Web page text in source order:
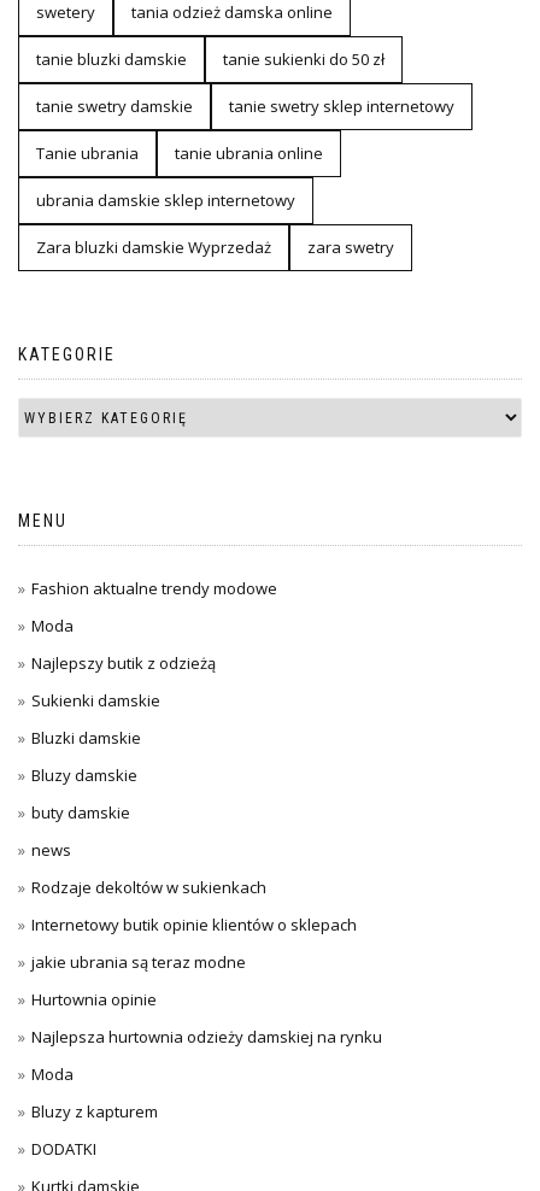
swetery tania odzież damska online
tanie bluzki damskie tanie sukienki do 50 zł
tanie swetry damskie tanie swetry sklep internetowy
Tanie ubrania tanie ubrania online
ubrania damskie sklep internetowy
Zara bluzki damskie Wyprzedaż zara swetry
KATEGORIE
MENU
Fashion aktualne trendy modowe
Moda
Najlepszy butik z odzieżą
Sukienki damskie
Bluzki damskie
Bluzy damskie
buty damskie
news
Rodzaje dekoltów w sukienkach
Internetowy butik opinie klientów o sklepach
jakie ubrania są teraz modne
Hurtownia opinie
Najlepsza hurtownia odzieży damskiej na rynku
Moda
Bluzy z kapturem
DODATKI
Kurtki damskie